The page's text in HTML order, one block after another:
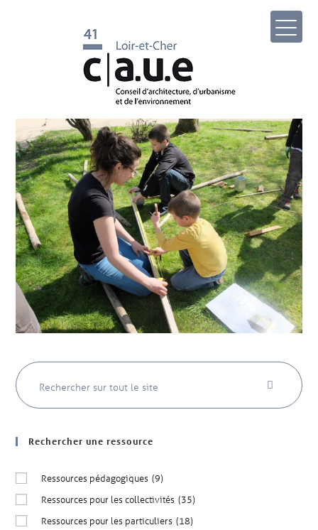
Rechercher une ressource
Ressources pédagogiques (9)
Ressources pour les collectivités (35)
Ressources pour les particuliers (18)